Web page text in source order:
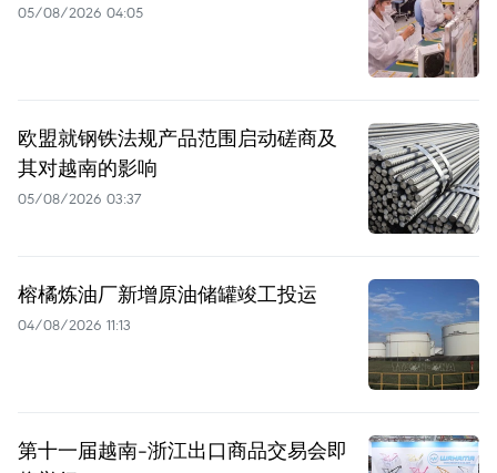
05/08/2026 04:05
欧盟就钢铁法规产品范围启动磋商及
其对越南的影响
05/08/2026 03:37
榕橘炼油厂新增原油储罐竣工投运
04/08/2026 11:13
第十一届越南-浙江出口商品交易会即